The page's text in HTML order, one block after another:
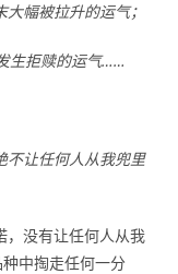
幅被拉升的运气；
生拒赎的运气……
不让任何人从我兜里
，没有让任何人从我
中掏走任何一分